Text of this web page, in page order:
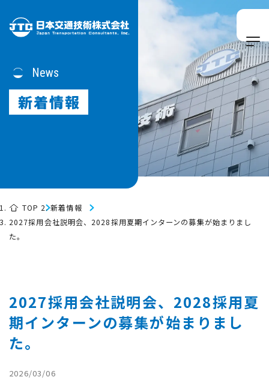
News
新着情報
TOP
新着情報
2027採用会社説明会、2028採用夏期インターンの募集が始まりまし
た。
2027採用会社説明会、2028採用夏
期インターンの募集が始まりまし
た。
2026/03/06